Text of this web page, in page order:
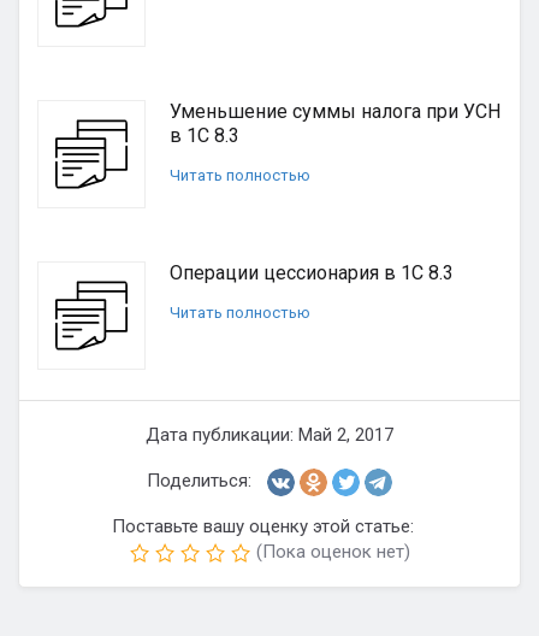
Уменьшение суммы налога при УСН
в 1С 8.3
Читать полностью
Операции цессионария в 1С 8.3
Читать полностью
Дата публикации: Май 2, 2017
Поделиться:
Поставьте вашу оценку этой статье:
(Пока оценок нет)